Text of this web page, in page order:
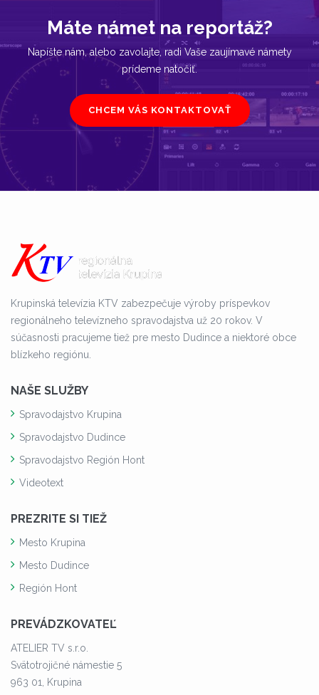
Máte námet na reportáž?
Napíšte nám, alebo zavolajte, radi Vaše zaujímavé námety
prídeme natočiť.
CHCEM VÁS KONTAKTOVAŤ
Krupinská televízia KTV zabezpečuje výroby príspevkov
regionálneho televízneho spravodajstva už 20 rokov. V
súčasnosti pracujeme tiež pre mesto Dudince a niektoré obce
blízkeho regiónu.
NAŠE SLUŽBY
Spravodajstvo Krupina
Spravodajstvo Dudince
Spravodajstvo Región Hont
Videotext
PREZRITE SI TIEŽ
Mesto Krupina
Mesto Dudince
Región Hont
PREVÁDZKOVATEĽ
ATELIER TV s.r.o.
Svätotrojičné námestie 5
963 01, Krupina